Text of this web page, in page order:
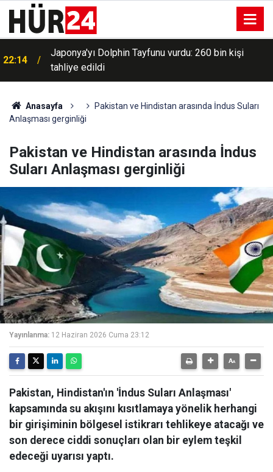
22:14
Japonya'yı Dolphin Tayfunu vurdu: 260 bin kişi
tahliye edildi
Anasayfa
Pakistan ve Hindistan arasında İndus Suları
Anlaşması gerginliği
Pakistan ve Hindistan arasında İndus
Suları Anlaşması gerginliği
Yayınlanma: 12 Haziran 2026 Cuma 23:12
Pakistan, Hindistan'ın 'İndus Suları Anlaşması'
kapsamında su akışını kısıtlamaya yönelik herhangi
bir girişiminin bölgesel istikrarı tehlikeye atacağı ve
son derece ciddi sonuçları olan bir eylem teşkil
edeceği uyarısı yaptı.